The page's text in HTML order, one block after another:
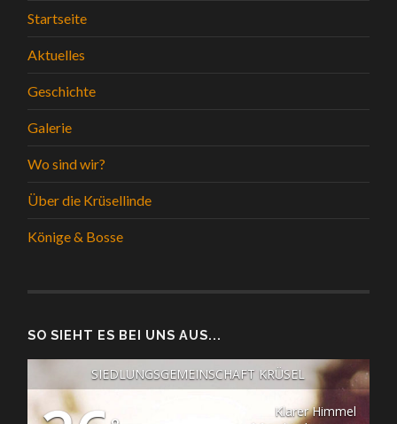
Startseite
Aktuelles
Geschichte
Galerie
Wo sind wir?
Über die Krüsellinde
Könige & Bosse
SO SIEHT ES BEI UNS AUS...
SIEDLUNGSGEMEINSCHAFT KRÜSEL
Klarer Himmel